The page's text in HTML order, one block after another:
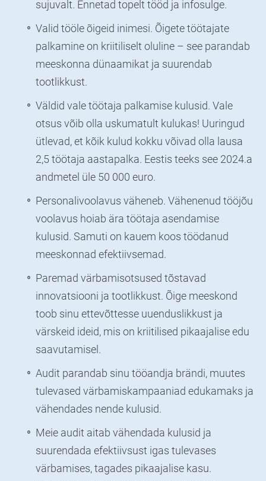
sujuvalt. Ennetad topelt tööd ja infosulge.
Valid tööle õigeid inimesi. Õigete töötajate
palkamine on kriitiliselt oluline – see parandab
meeskonna dünaamikat ja suurendab
tootlikkust.
Väldid vale töötaja palkamise kulusid. Vale
otsus võib olla uskumatult kulukas! Uuringud
ütlevad, et kõik kulud kokku võivad olla lausa
2,5 töötaja aastapalka. Eestis teeks see 2024.a
andmetel üle 50 000 euro.
Personalivoolavus väheneb. Vähenenud tööjõu
voolavus hoiab ära töötaja asendamise
kulusid. Samuti on kauem koos töödanud
meeskonnad efektiivsemad.
Paremad värbamisotsused tõstavad
innovatsiooni ja tootlikkust. Õige meeskond
toob sinu ettevõttesse uuenduslikkust ja
värskeid ideid, mis on kriitilised pikaajalise edu
saavutamisel.
Audit parandab sinu tööandja brändi, muutes
tulevased värbamiskampaaniad edukamaks ja
vähendades nende kulusid.
Meie audit aitab vähendada kulusid ja
suurendada efektiivsust igas tulevases
värbamises, tagades pikaajalise kasu.